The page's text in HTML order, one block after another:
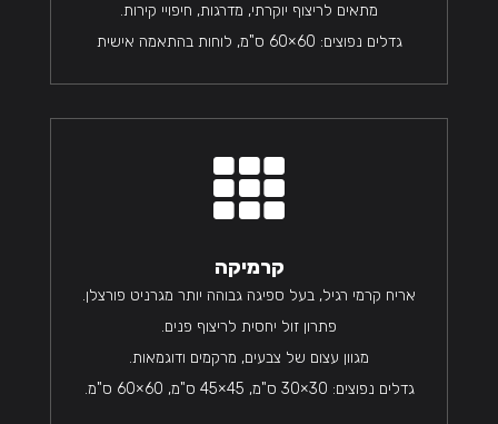
מתאים לריצוף יוקרתי, מדרגות, חיפויי קירות.
גדלים נפוצים: 60×60 ס"מ, לוחות בהתאמה אישית

קרמיקה
אריח קרמי רגיל, בעל ספיגה גבוהה יותר מגרניט פורצלן.
פתרון זול יחסית לריצוף פנים.
מגוון עצום של צבעים, מרקמים ודוגמאות.
גדלים נפוצים: 30×30 ס"מ, 45×45 ס"מ, 60×60 ס"מ.